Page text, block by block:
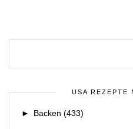
USA REZEPTE
► Backen (433)